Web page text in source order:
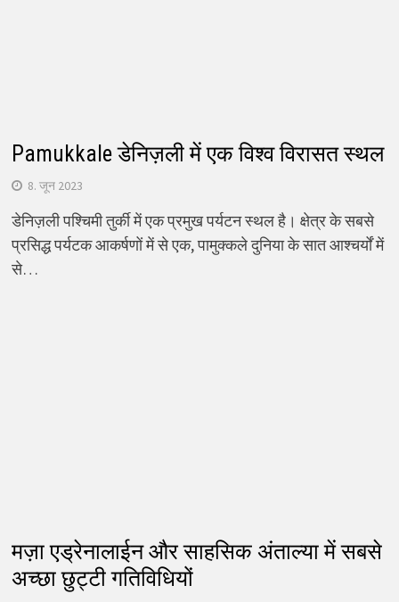
Pamukkale डेनिज़ली में एक विश्व विरासत स्थल
8. जून 2023
डेनिज़ली पश्चिमी तुर्की में एक प्रमुख पर्यटन स्थल है। क्षेत्र के सबसे
प्रसिद्ध पर्यटक आकर्षणों में से एक, पामुक्कले दुनिया के सात आश्चर्यों में
से…
मज़ा एड्रेनालाईन और साहसिक अंताल्या में सबसे
अच्छा छुट्टी गतिविधियों